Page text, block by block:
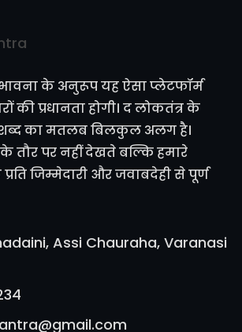
के अनुरूप यह ऐसा प्लेटफॉर्म
की प्रधानता होगी। द लोकतंत्र के
शब्द का मतलब बिलकुल अलग है।
तौर पर नहीं देखते बल्कि हमारे
जिम्मेदारी और जवाबदेही से पूर्ण
Assi Chauraha, Varanasi